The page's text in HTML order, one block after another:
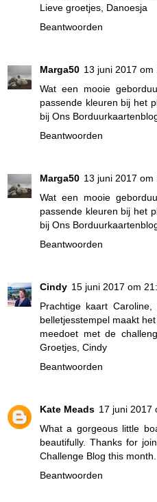
Lieve groetjes, Danoesja
Beantwoorden
Marga50 13 juni 2017 om
Wat een mooie
passende kleuren bij het
bij Ons
Beantwoorden
Marga50 13 juni 2017 om
Wat een mooie
passende kleuren bij het
bij Ons
Beantwoorden
Cindy 15 juni 2017 om
Prachtige kaart
belletjesstempel maakt
meedoet met de
Groetjes, Cindy
Beantwoorden
Kate Meads 17 juni 2017
What a gorgeous little
beautifully. Thanks for
Challenge Blog this month..
Beantwoorden